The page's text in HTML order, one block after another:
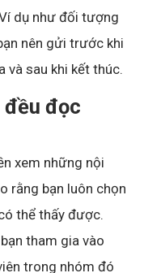
dụ như đối tượng
nên gửi trước khi
và sau khi kết thúc.
đọc
xem những nội
rằng bạn luôn chọn
thể thấy được.
tham gia vào
trong nhóm đó